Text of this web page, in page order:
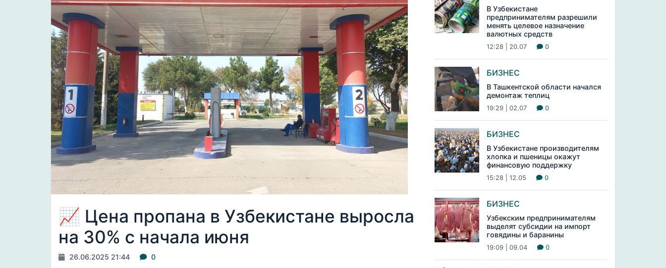
📈 Цена пропана в Узбекистане выросла
на 30% с начала июня
26.06.2025 21:44 0
В Узбекистане
предпринимателям разрешили
менять целевое назначение
валютных средств
12:28 | 20.07 0
БИЗНЕС
В Ташкентской области начался
демонтаж теплиц
19:29 | 02.07 0
БИЗНЕС
В Узбекистане производителям
хлопка и пшеницы окажут
финансовую поддержку
15:28 | 12.05 0
БИЗНЕС
Узбекским предпринимателям
выделят субсидии на импорт
говядины и баранины
19:09 | 09.04 0